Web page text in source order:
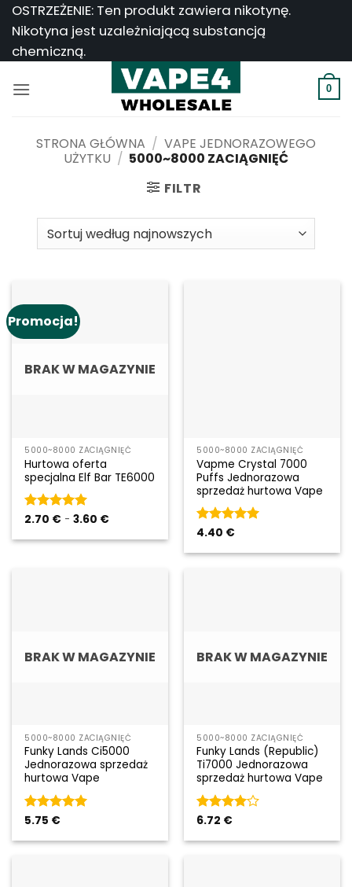
Przejdź
do
treści
OSTRZEŻENIE: Ten produkt zawiera nikotynę.
Nikotyna jest uzależniającą substancją
chemiczną.
0
STRONA GŁÓWNA / VAPE JEDNORAZOWEGO
UŻYTKU / 5000~8000 ZACIĄGNIĘĆ
FILTR
Promocja!
BRAK W MAGAZYNIE
5000~8000 ZACIĄGNIĘĆ
Hurtowa oferta
specjalna Elf Bar TE6000
Rated5
2.70 € - 3.60 €Zakres
2.70 €
5000~8000 ZACIĄGNIĘĆ
Vapme Crystal 7000
Puffs Jednorazowa
sprzedaż hurtowa Vape
Rated5
4.40 €
BRAK W MAGAZYNIE
5000~8000 ZACIĄGNIĘĆ
Funky Lands Ci5000
Jednorazowa sprzedaż
hurtowa Vape
Rated5
5.75 €
BRAK W MAGAZYNIE
5000~8000 ZACIĄGNIĘĆ
Funky Lands (Republic)
Ti7000 Jednorazowa
sprzedaż hurtowa Vape
Rated4
6.72 €